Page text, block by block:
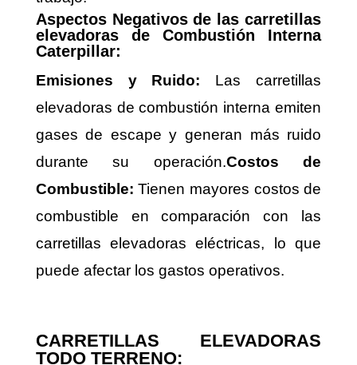
Aspectos Negativos de las carretillas
elevadoras de Combustión Interna
Caterpillar:
Emisiones y Ruido: Las carretillas
elevadoras de combustión interna emiten
gases de escape y generan más ruido
durante su operación.Costos de
Combustible: Tienen mayores costos de
combustible en comparación con las
carretillas elevadoras eléctricas, lo que
puede afectar los gastos operativos.
CARRETILLAS ELEVADORAS
TODO TERRENO: